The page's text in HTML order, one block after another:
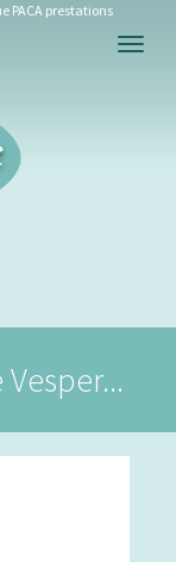
PACA prestations